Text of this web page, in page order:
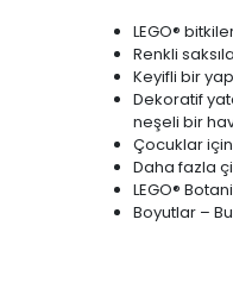
LEGO®
Renkli
Keyifli bir
Dekoratif
neşeli bir
Çocuklar
Daha fazla
LEGO®
Boyutlar –